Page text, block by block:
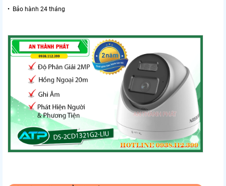
• Bảo hành 24 tháng